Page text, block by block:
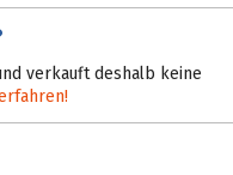
verkauft deshalb keine